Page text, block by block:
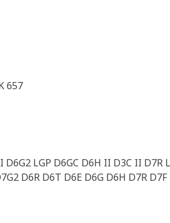
657
LGP D6GC D6H II D3C II D7R
D6R D6T D6E D6G D6H D7R